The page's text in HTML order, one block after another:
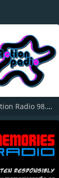
Action Radio 98.2 FM